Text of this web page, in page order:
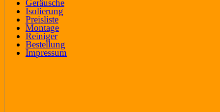
Geräusche
Isolierung
Preisliste
Montage
Reiniger
Bestellung
Impressum